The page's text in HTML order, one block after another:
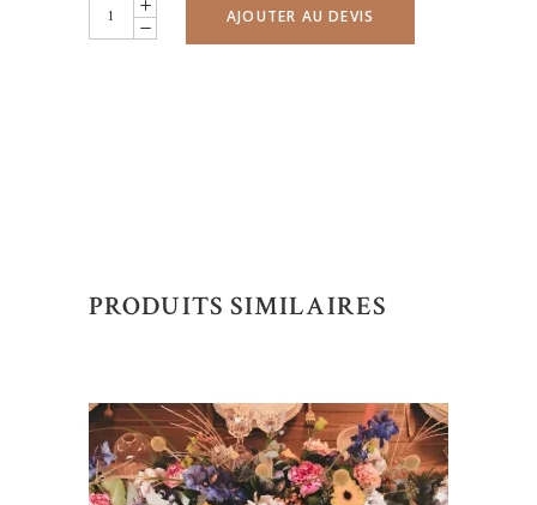
Limonadière
5L
AJOUTER AU DEVIS
PRODUITS SIMILAIRES